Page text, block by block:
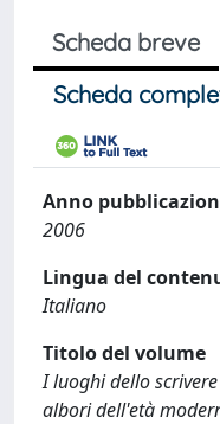
Scheda breve
Scheda
Anno
2006
Lingua del
Italiano
Titolo del volume
I luoghi dello
albori dell'età